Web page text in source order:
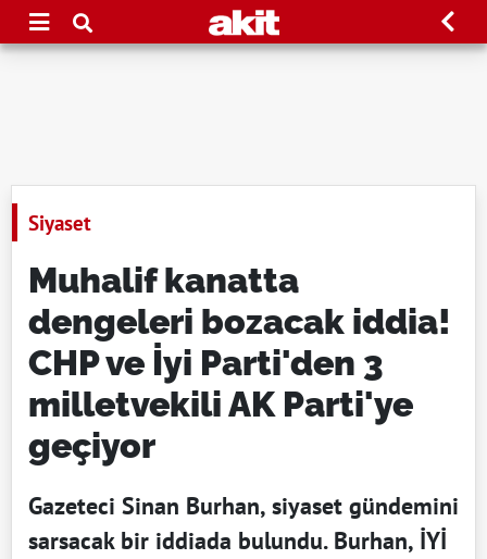
Siyaset
Muhalif kanatta
dengeleri bozacak iddia!
CHP ve İyi Parti'den 3
milletvekili AK Parti'ye
geçiyor
Gazeteci Sinan Burhan, siyaset gündemini
sarsacak bir iddiada bulundu. Burhan, İYİ